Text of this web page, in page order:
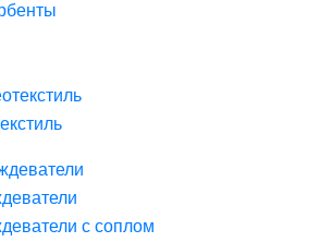
с соплом